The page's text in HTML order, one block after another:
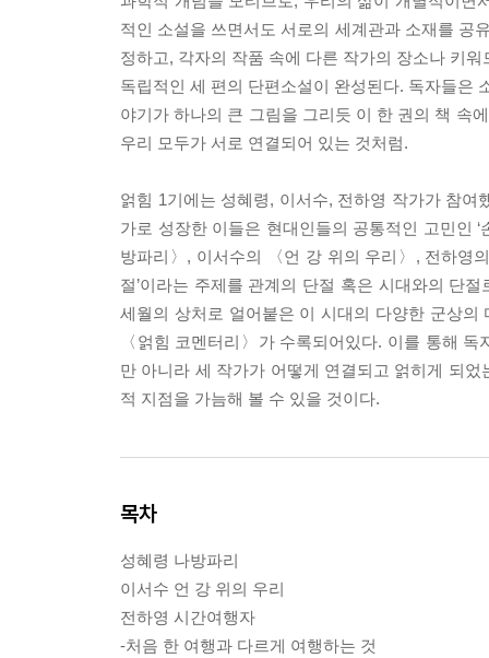
적인 소설을 쓰면서도 서로의 세계관과 소재를 공
정하고, 각자의 작품 속에 다른 작가의 장소나 키
독립적인 세 편의 단편소설이 완성된다. 독자들은
야기가 하나의 큰 그림을 그리듯 이 한 권의 책 속
우리 모두가 서로 연결되어 있는 것처럼.
얽힘 1기에는 성혜령, 이서수, 전하영 작가가 참
가로 성장한 이들은 현대인들의 공통적인 고민인
방파리〉, 이서수의 〈언 강 위의 우리〉, 전하영
절’이라는 주제를 관계의 단절 혹은 시대와의 단
세월의 상처로 얼어붙은 이 시대의 다양한 군상
〈얽힘 코멘터리〉가 수록되어있다. 이를 통해
만 아니라 세 작가가 어떻게 연결되고 얽히게 되
적 지점을 가늠해 볼 수 있을 것이다.
목차
성혜령 나방파리
이서수 언 강 위의 우리
전하영 시간여행자
-처음 한 여행과 다르게 여행하는 것